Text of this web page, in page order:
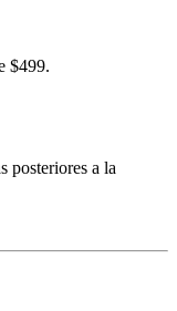
$499.
posteriores a la